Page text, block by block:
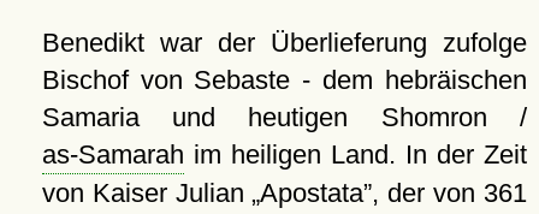
Benedikt war der Überlieferung zufolge
Bischof von Sebaste - dem hebräischen
Samaria und heutigen Shomron /
as-Samarah im heiligen Land. In der Zeit
von Kaiser Julian Apostata , der von 361